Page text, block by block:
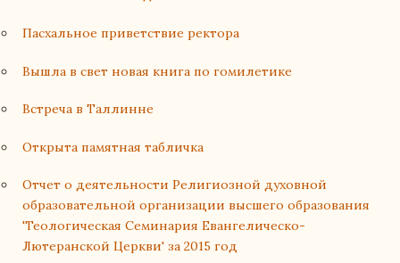
Пасхальное приветствие ректора
Вышла в свет новая книга по гомилетике
Встреча в Таллинне
Открыта памятная табличка
Отчет о деятельности Религиозной духовной
образовательной организации высшего образования
'Теологическая Семинария Евангелическо-
Лютеранской Церкви' за 2015 год